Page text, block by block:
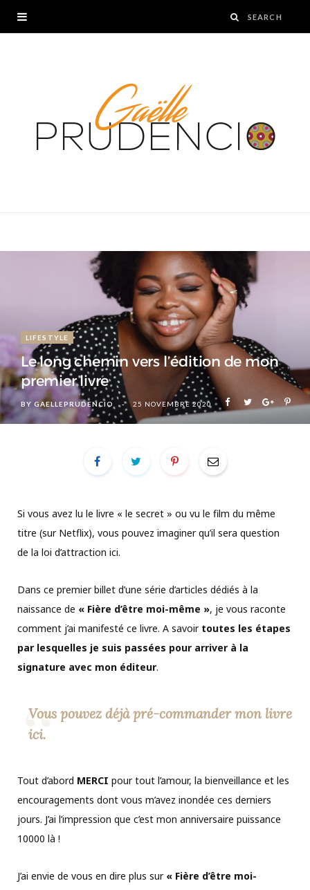
LIFESTYLE
Le long chemin vers l’édition de mon
premier livre
BY GAELLEPRUDENCIO 25 NOVEMBRE 2020
Si vous avez lu le livre « le secret » ou vu le film du même
titre (sur Netflix), vous pouvez imaginer qu’il sera question
de la loi d’attraction ici.
Dans ce premier billet d’une série d’articles dédiés à la
naissance de « Fière d’être moi-même », je vous raconte
comment j’ai manifesté ce livre. A savoir toutes les étapes
par lesquelles je suis passées pour arriver à la
signature avec mon éditeur.
Vous pouvez déjà pré-commander mon livre
ici.
Tout d’abord MERCI pour tout l’amour, la bienveillance et les
encouragements dont vous m’avez inondée ces derniers
jours. J’ai l’impression que c’est mon anniversaire puissance
10000 là !
J’ai envie de vous en dire plus sur « Fière d’être moi-